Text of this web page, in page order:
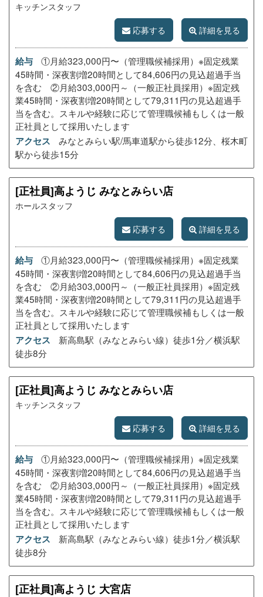
キッチンスタッフ
応募する
詳細を見る
給与
①月給323,000円〜（管理職候補採用）※固定残業
45時間・深夜割増20時間として84,606円の見込超過手当
を含む ②月給303,000円～（一般正社員採用）※固定残
業45時間・深夜割増20時間として79,311円の見込超過手
当を含む。スキルや経験に応じて管理職候補もしくは一般
正社員として採用いたします
アクセス
みなとみらい駅/馬車道駅から徒歩12分、桜木町
駅から徒歩15分
[正社員]高ようじ みなとみらい店
ホールスタッフ
応募する
詳細を見る
給与
①月給323,000円〜（管理職候補採用）※固定残業
45時間・深夜割増20時間として84,606円の見込超過手当
を含む ②月給303,000円～（一般正社員採用）※固定残
業45時間・深夜割増20時間として79,311円の見込超過手
当を含む。スキルや経験に応じて管理職候補もしくは一般
正社員として採用いたします
アクセス
新高島駅（みなとみらい線）徒歩1分／横浜駅
徒歩8分
[正社員]高ようじ みなとみらい店
キッチンスタッフ
応募する
詳細を見る
給与
①月給323,000円〜（管理職候補採用）※固定残業
45時間・深夜割増20時間として84,606円の見込超過手当
を含む ②月給303,000円～（一般正社員採用）※固定残
業45時間・深夜割増20時間として79,311円の見込超過手
当を含む。スキルや経験に応じて管理職候補もしくは一般
正社員として採用いたします
アクセス
新高島駅（みなとみらい線）徒歩1分／横浜駅
徒歩8分
[正社員]高ようじ 大宮店